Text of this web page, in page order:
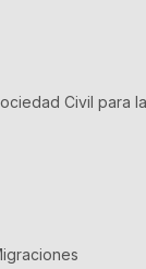
Civil para